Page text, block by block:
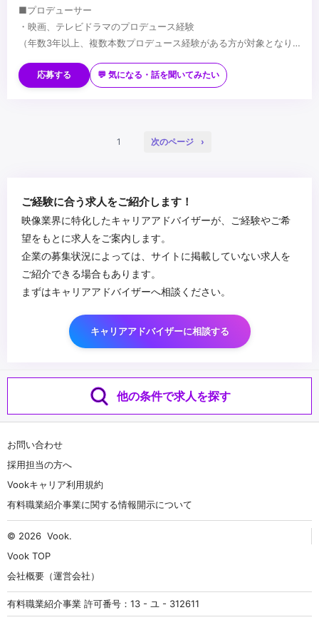
■プロデューサー
・映画、テレビドラマのプロデュース経験
（年数3年以上、複数本数プロデュース経験がある方が対象となり
・企画立案～成立、案件獲得の経験のある方
・スケジュール、予算、スタッフ管理のご経験
・映画・ドラマ制作現場を複数本数経験されている方
・将来的にプロデューサーになる意思のある方
応募する 💬 気になる・話を聞いてみたい
1 次のページ
ご経験に合う求人をご紹介します！
映像業界に特化したキャリアアドバイザーが、ご経験やご希
望をもとに求人をご案内します。
企業の募集状況によっては、サイトに掲載していない求人を
ご紹介できる場合もあります。
まずはキャリアアドバイザーへ相談ください。
キャリアアドバイザーに相談する
他の条件で求人を探す
お問い合わせ
採用担当の方へ
Vookキャリア利用規約
有料職業紹介事業に関する情報開示について
© 2026 Vook.
Vook TOP
会社概要（運営会社）
有料職業紹介事業 許可番号：13 - ユ - 312611